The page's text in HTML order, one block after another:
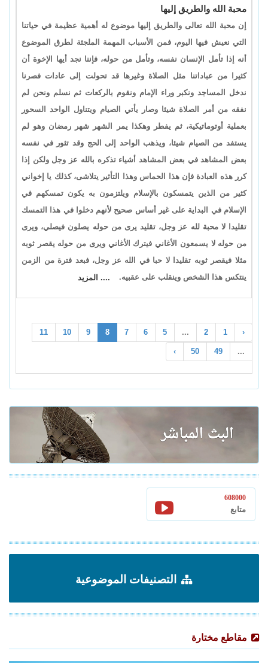
محبة الله والطريق إليها
إن محبة الله تعالى والطريق إليها موضوع له أهمية عظيمة في حياتنا
التي نعيش فيها اليوم، فمن الأسباب المهمة الملجئة لطرق الموضوع
أنه إذا تأمل الإنسان نفسه، وتأمل من حوله، فإننا نجد أيها الإخوة أن
كثيرا من عباداتنا مثل الصلاة وغيرها قد تحولت إلى عادات فصرنا
ندخل المساجد ونكبر وراء الإمام ونقوم بالركعات ثم نسلم ونحن لم
نفقه من أمر الصلاة شيئا وصار يأتي الصيام ويتناول الواحد السحور
بعملية أوتوماتيكية، ثم يفطر وهكذا يمر الشهر شهر رمضان وهو لم
يستفد من الصيام شيئا، ويذهب الواحد إلى الحج وقد تثور في نفسه
بعض المشاهد في بعض المشاهد أشياء تذكره بالله عز وجل ولكن إذا
كرر هذه العبادة فإن هذا الحماس وهذا التأثير يتلاشى، كذلك يا إخواني
كثير من الذين يتمسكون بالإسلام ويلتزمون به يكون تمسكهم في
الإسلام في البداية على غير أساس صحيح لأنهم دخلوا في هذا التمسك
تقليدا لا محبة لله عز وجل، تقليد يرى من حوله يصلون فيصلي، ويرى
من حوله لا يسمعون الأغاني فيترك الأغاني ويرى من حوله يقصر ثوبه
مثلا فيقصر ثوبه تقليدا لا حبا في الله عز وجل، فبعد فترة من الزمن
ينتكس هذا الشخص وينقلب على عقبيه.
.... المزيد
‹
1
2
...
5
6
7
8
9
10
11
...
49
50
›
608000
متابع
التصنيفات الموضوعية
مقاطع مختارة